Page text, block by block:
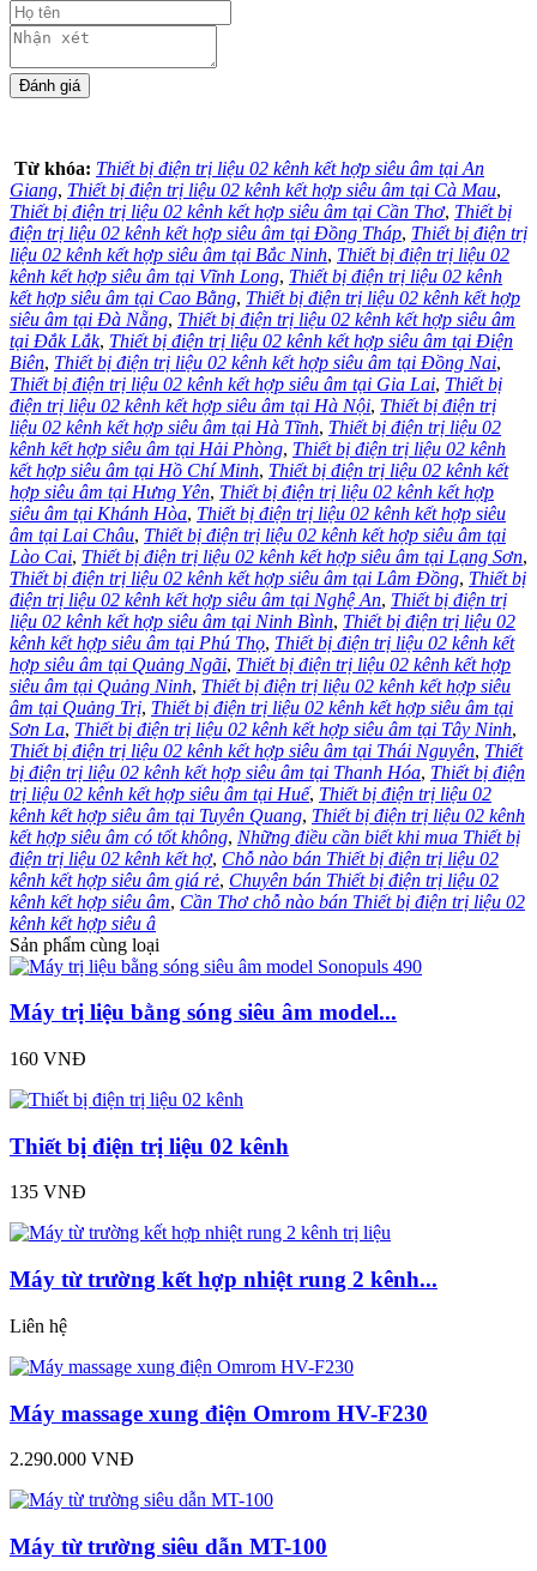
Từ khóa: Thiết bị điện trị liệu 02 kênh kết hợp siêu âm tại An
Giang, Thiết bị điện trị liệu 02 kênh kết hợp siêu âm tại Cà Mau,
Thiết bị điện trị liệu 02 kênh kết hợp siêu âm tại Cần Thơ, Thiết bị
điện trị liệu 02 kênh kết hợp siêu âm tại Đồng Tháp, Thiết bị điện trị
liệu 02 kênh kết hợp siêu âm tại Bắc Ninh, Thiết bị điện trị liệu 02
kênh kết hợp siêu âm tại Vĩnh Long, Thiết bị điện trị liệu 02 kênh
kết hợp siêu âm tại Cao Bằng, Thiết bị điện trị liệu 02 kênh kết hợp
siêu âm tại Đà Nẵng, Thiết bị điện trị liệu 02 kênh kết hợp siêu âm
tại Đắk Lắk, Thiết bị điện trị liệu 02 kênh kết hợp siêu âm tại Điện
Biên, Thiết bị điện trị liệu 02 kênh kết hợp siêu âm tại Đồng Nai,
Thiết bị điện trị liệu 02 kênh kết hợp siêu âm tại Gia Lai, Thiết bị
điện trị liệu 02 kênh kết hợp siêu âm tại Hà Nội, Thiết bị điện trị
liệu 02 kênh kết hợp siêu âm tại Hà Tĩnh, Thiết bị điện trị liệu 02
kênh kết hợp siêu âm tại Hải Phòng, Thiết bị điện trị liệu 02 kênh
kết hợp siêu âm tại Hồ Chí Minh, Thiết bị điện trị liệu 02 kênh kết
hợp siêu âm tại Hưng Yên, Thiết bị điện trị liệu 02 kênh kết hợp
siêu âm tại Khánh Hòa, Thiết bị điện trị liệu 02 kênh kết hợp siêu
âm tại Lai Châu, Thiết bị điện trị liệu 02 kênh kết hợp siêu âm tại
Lào Cai, Thiết bị điện trị liệu 02 kênh kết hợp siêu âm tại Lạng Sơn,
Thiết bị điện trị liệu 02 kênh kết hợp siêu âm tại Lâm Đồng, Thiết bị
điện trị liệu 02 kênh kết hợp siêu âm tại Nghệ An, Thiết bị điện trị
liệu 02 kênh kết hợp siêu âm tại Ninh Bình, Thiết bị điện trị liệu 02
kênh kết hợp siêu âm tại Phú Thọ, Thiết bị điện trị liệu 02 kênh kết
hợp siêu âm tại Quảng Ngãi, Thiết bị điện trị liệu 02 kênh kết hợp
siêu âm tại Quảng Ninh, Thiết bị điện trị liệu 02 kênh kết hợp siêu
âm tại Quảng Trị, Thiết bị điện trị liệu 02 kênh kết hợp siêu âm tại
Sơn La, Thiết bị điện trị liệu 02 kênh kết hợp siêu âm tại Tây Ninh,
Thiết bị điện trị liệu 02 kênh kết hợp siêu âm tại Thái Nguyên, Thiết
bị điện trị liệu 02 kênh kết hợp siêu âm tại Thanh Hóa, Thiết bị điện
trị liệu 02 kênh kết hợp siêu âm tại Huế, Thiết bị điện trị liệu 02
kênh kết hợp siêu âm tại Tuyên Quang, Thiết bị điện trị liệu 02 kênh
kết hợp siêu âm có tốt không, Những điều cần biết khi mua Thiết bị
điện trị liệu 02 kênh kết hợ, Chỗ nào bán Thiết bị điện trị liệu 02
kênh kết hợp siêu âm giá rẻ, Chuyên bán Thiết bị điện trị liệu 02
kênh kết hợp siêu âm, Cần Thơ chỗ nào bán Thiết bị điện trị liệu 02
kênh kết hợp siêu â
Sản phẩm cùng loại
Máy trị liệu bằng sóng siêu âm model...
160 VNĐ
Thiết bị điện trị liệu 02 kênh
135 VNĐ
Máy từ trường kết hợp nhiệt rung 2 kênh...
Liên hệ
Máy massage xung điện Omrom HV-F230
2.290.000 VNĐ
Máy từ trường siêu dẫn MT-100